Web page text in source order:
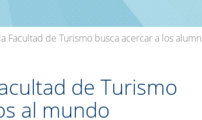
Facultad de Turismo busca acercar a los
de Turismo
al mundo